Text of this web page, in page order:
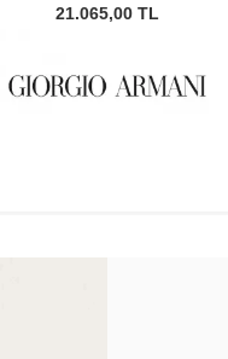
300187 - 50 Unisex Güneş
21.065,00 TL